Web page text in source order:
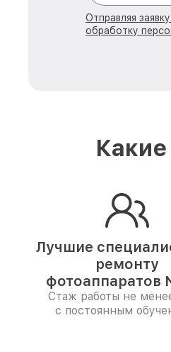
Отправляя
обработку
Лучшие
ремонту
фотоаппаратов
Стаж работы не
с постоянным